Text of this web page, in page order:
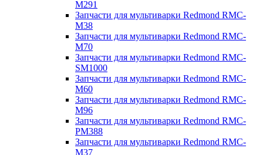
M291
Запчасти для мультиварки Redmond RMC-
M38
Запчасти для мультиварки Redmond RMC-
M70
Запчасти для мультиварки Redmond RMC-
SM1000
Запчасти для мультиварки Redmond RMC-
M60
Запчасти для мультиварки Redmond RMC-
M96
Запчасти для мультиварки Redmond RMC-
PM388
Запчасти для мультиварки Redmond RMC-
M37